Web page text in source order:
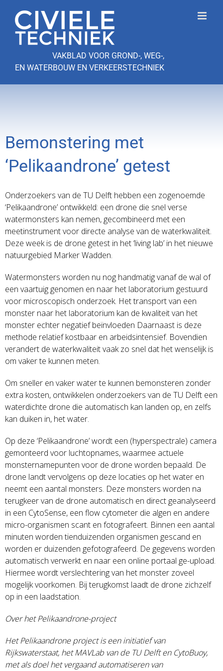
naar
inhoud
VAKBLAD VOOR GROND-, WEG-,
EN WATERBOUW EN VERKEERSTECHNIEK
Bemonstering met
‘Pelikaandrone’ getest
Onderzoekers van de TU Delft hebben een zogenoemde
‘Pelikaandrone’ ontwikkeld: een drone die snel verse
watermonsters kan nemen, gecombineerd met een
meetinstrument voor directe analyse van de waterkwaliteit.
Deze week is de drone getest in het ‘living lab’ in het nieuwe
natuurgebied Marker Wadden.
Watermonsters worden nu nog handmatig vanaf de wal of
een vaartuig genomen en naar het laboratorium gestuurd
voor microscopisch onderzoek. Het transport van een
monster naar het laboratorium kan de kwaliteit van het
monster echter negatief beïnvloeden Daarnaast is deze
methode relatief kostbaar en arbeidsintensief. Bovendien
verandert de waterkwaliteit vaak zo snel dat het wenselijk is
om vaker te kunnen meten.
Om sneller en vaker water te kunnen bemonsteren zonder
extra kosten, ontwikkelen onderzoekers van de TU Delft een
waterdichte drone die automatisch kan landen op, en zelfs
kan duiken in, het water.
Op deze ‘Pelikaandrone’ wordt een (hyperspectrale) camera
gemonteerd voor luchtopnames, waarmee actuele
monsternamepunten voor de drone worden bepaald. De
drone landt vervolgens op deze locaties op het water en
neemt een aantal monsters. Deze monsters worden na
terugkeer van de drone automatisch en direct geanalyseerd
in een CytoSense, een flow cytometer die algen en andere
micro-organismen scant en fotografeert. Binnen een aantal
minuten worden tienduizenden organismen gescand en
worden er duizenden gefotografeerd. De gegevens worden
automatisch verwerkt en naar een online portaal ge-upload.
Hiermee wordt verslechtering van het monster zoveel
mogelijk voorkomen. Bij terugkomst laadt de drone zichzelf
op in een laadstation.
Over het Pelikaandrone-project
Het Pelikaandrone project is een initiatief van
Rijkswaterstaat, het MAVLab van de TU Delft en CytoBuoy,
met als doel het vergaand automatiseren van